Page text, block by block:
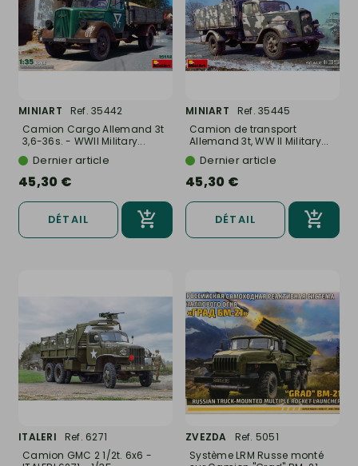
MINIART
Ref. 35442
Camion Cargo Allemand 3t
3,6-36s. - WWII Military...
Dernier article
45,30 €
DÉTAIL
MINIART
Ref. 35445
Camion de transport
Allemand 3t, WW II Military...
Dernier article
45,30 €
DÉTAIL
ITALERI
Ref. 6271
Camion GMC 2 1/2t. 6x6 -
ZVEZDA
Ref. 5051
Système LRM Russe monté